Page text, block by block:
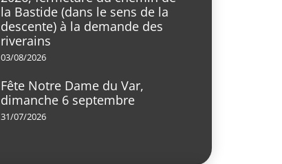
la Bastide (dans le sens de la
descente) à la demande des
riverains
03/08/2026
Fête Notre Dame du Var,
dimanche 6 septembre
31/07/2026